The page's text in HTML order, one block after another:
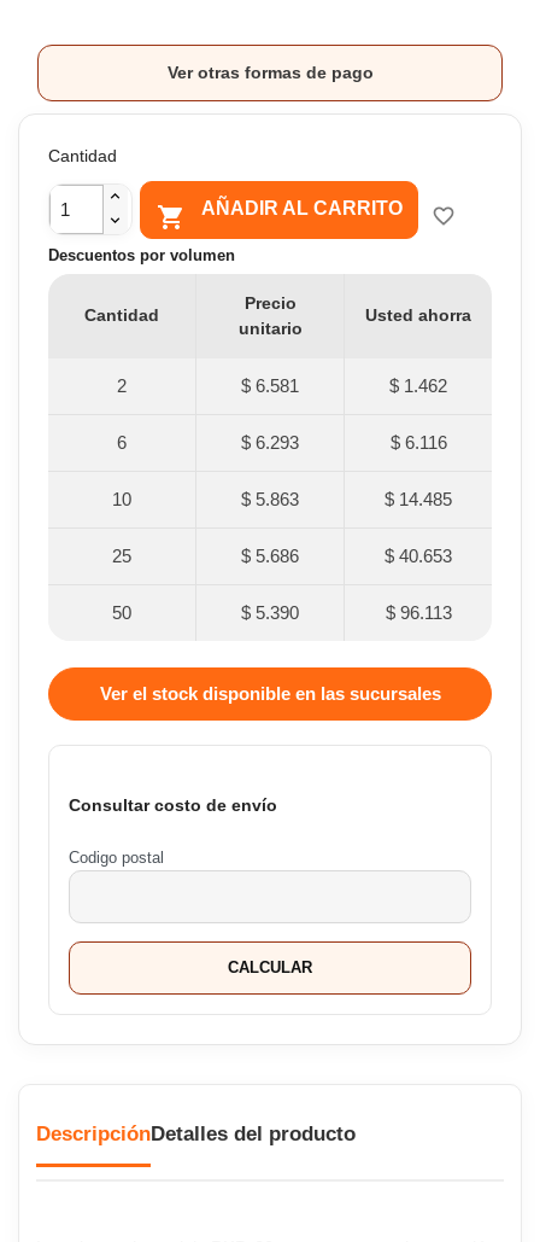
Ver otras formas de pago
Cantidad
 AÑADIR AL CARRITO favorite_border
Descuentos por volumen
Cantidad
Precio
unitario
Usted ahorra
2 $ 6.581 $ 1.462
6 $ 6.293 $ 6.116
10 $ 5.863 $ 14.485
25 $ 5.686 $ 40.653
50 $ 5.390 $ 96.113
Ver el stock disponible en las sucursales
Consultar costo de envío
Codigo postal
CALCULAR
DescripciónDetalles del producto